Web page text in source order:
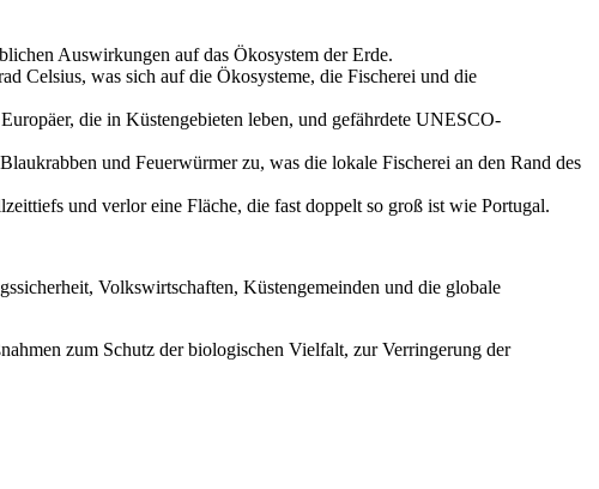
Auswirkungen auf das Ökosystem der Erde.
Celsius, was sich auf die Ökosysteme, die Fischerei und die
die in Küstengebieten leben, und gefährdete UNESCO-
und Feuerwürmer zu, was die lokale Fischerei an den Rand des
und verlor eine Fläche, die fast doppelt so groß ist wie Portugal.
Volkswirtschaften, Küstengemeinden und die globale
zum Schutz der biologischen Vielfalt, zur Verringerung der